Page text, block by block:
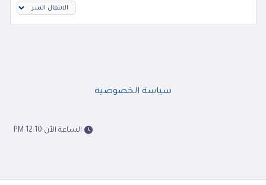
سياسة الخصوصيه
الساعة الآن 12:10 PM